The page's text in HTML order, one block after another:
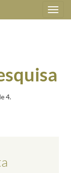
Toggle
navigation
4.